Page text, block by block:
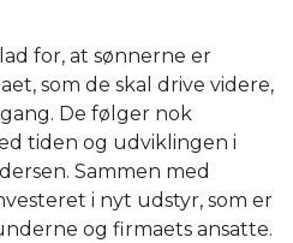
for, at sønnerne er
som de skal drive videre,
De følger nok
tiden og udviklingen i
Sammen med
i nyt udstyr, som er
og firmaets ansatte.